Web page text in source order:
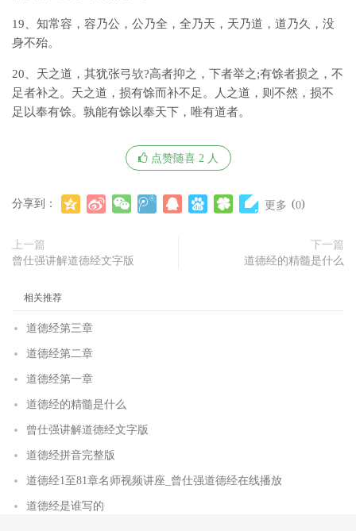
19、知常容，容乃公，公乃全，全乃天，天乃道，道乃久，没
身不殆。
20、天之道，其犹张弓欤?高者抑之，下者举之;有馀者损之，不
足者补之。天之道，损有馀而补不足。人之道，则不然，损不
足以奉有馀。孰能有馀以奉天下，唯有道者。
点赞随喜 2 人
分享到： 更多 (0)
上一篇
曾仕强讲解道德经文字版
下一篇
道德经的精髓是什么
相关推荐
道德经第三章
道德经第二章
道德经第一章
道德经的精髓是什么
曾仕强讲解道德经文字版
道德经拼音完整版
道德经1至81章名师视频讲座_曾仕强道德经在线播放
道德经是谁写的